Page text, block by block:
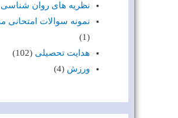
نظریه های روان شناسی
نمونه سوالات امتحانی
(1)
هدایت تحصیلی (102)
ورزش (4)